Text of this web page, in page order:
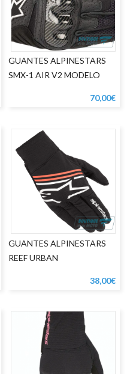
GUANTES ALPINESTARS
SMX-1 AIR V2 MODELO
70,00€
GUANTES ALPINESTARS
REEF URBAN
38,00€